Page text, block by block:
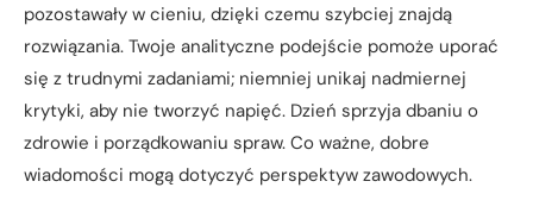
pozostawały w cieniu, dzięki czemu szybciej znajdą
rozwiązania. Twoje analityczne podejście pomoże uporać
się z trudnymi zadaniami; niemniej unikaj nadmiernej
krytyki, aby nie tworzyć napięć. Dzień sprzyja dbaniu o
zdrowie i porządkowaniu spraw. Co ważne, dobre
wiadomości mogą dotyczyć perspektyw zawodowych.